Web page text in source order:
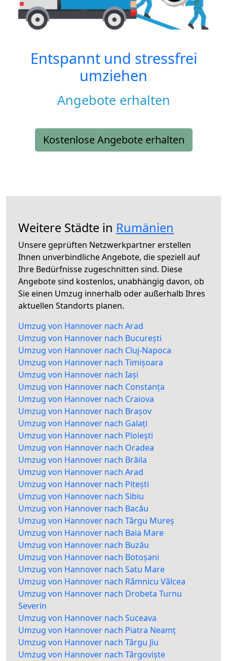
Entspannt und stressfrei
umziehen
Angebote erhalten
Kostenlose Angebote erhalten
Weitere Städte in Rumänien
Unsere geprüften Netzwerkpartner erstellen
Ihnen unverbindliche Angebote, die speziell auf
Ihre Bedürfnisse zugeschnitten sind. Diese
Angebote sind kostenlos, unabhängig davon, ob
Sie einen Umzug innerhalb oder außerhalb Ihres
aktuellen Standorts planen.
Umzug von Hannover nach Arad
Umzug von Hannover nach București
Umzug von Hannover nach Cluj-Napoca
Umzug von Hannover nach Timișoara
Umzug von Hannover nach Iași
Umzug von Hannover nach Constanța
Umzug von Hannover nach Craiova
Umzug von Hannover nach Brașov
Umzug von Hannover nach Galați
Umzug von Hannover nach Ploiești
Umzug von Hannover nach Oradea
Umzug von Hannover nach Brăila
Umzug von Hannover nach Arad
Umzug von Hannover nach Pitești
Umzug von Hannover nach Sibiu
Umzug von Hannover nach Bacău
Umzug von Hannover nach Târgu Mureș
Umzug von Hannover nach Baia Mare
Umzug von Hannover nach Buzău
Umzug von Hannover nach Botoșani
Umzug von Hannover nach Satu Mare
Umzug von Hannover nach Râmnicu Vâlcea
Umzug von Hannover nach Drobeta Turnu
Severin
Umzug von Hannover nach Suceava
Umzug von Hannover nach Piatra Neamț
Umzug von Hannover nach Târgu Jiu
Umzug von Hannover nach Târgoviște